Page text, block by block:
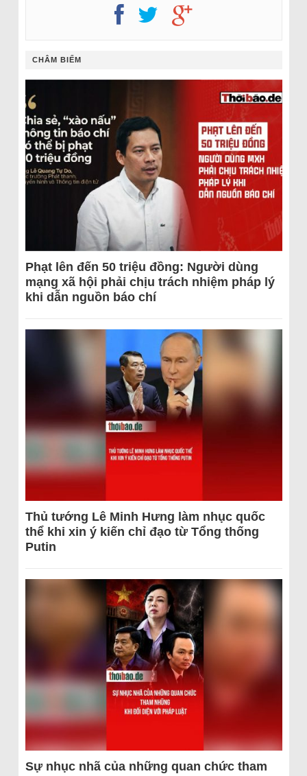
CHÂM BIẾM
Phạt lên đến 50 triệu đồng: Người dùng
mạng xã hội phải chịu trách nhiệm pháp lý
khi dẫn nguồn báo chí
Thủ tướng Lê Minh Hưng làm nhục quốc
thể khi xin ý kiến chỉ đạo từ Tổng thống
Putin
Sự nhục nhã của những quan chức tham